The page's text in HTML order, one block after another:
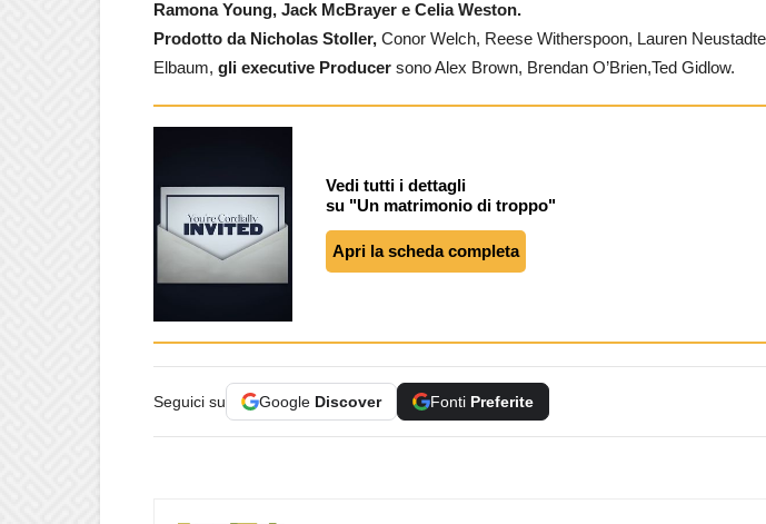
Ramona Young, Jack McBrayer e Celia Weston.
Prodotto da Nicholas Stoller, Conor Welch, Reese Witherspoon, Lauren
Elbaum, gli executive Producer sono Alex Brown, Brendan O’Brien,Ted Gidlow.
Vedi tutti i dettagli
su "Un matrimonio di troppo"
Apri la scheda completa
Seguici su Google Discover Fonti Preferite